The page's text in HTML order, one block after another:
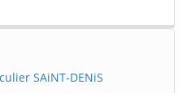
SAiNT-DENiS